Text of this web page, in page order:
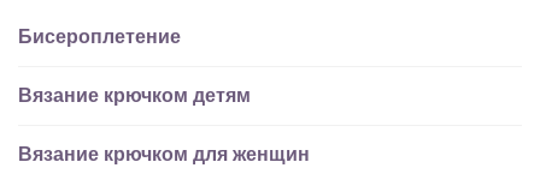
Бисероплетение
Вязание крючком детям
Вязание крючком для женщин